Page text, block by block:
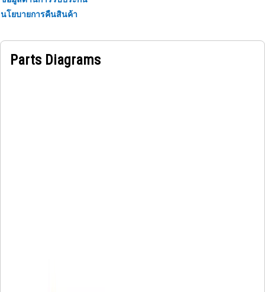
นโยบายการคืนสินค้า
Parts Diagrams